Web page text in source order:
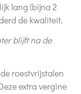
lang (bijna 2
de kwaliteit.
blijft na de
roestvrijstalen
extra vergine